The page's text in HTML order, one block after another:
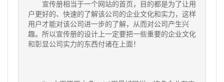
宣传册相当于一个网站的首页，目的都是为了让用
户更好的、快速的了解该公司的企业文化和实力，这样
用户才能对该公司进一步的了解，从而对公司产生兴
趣。所以宣传册的设计上一定要把一些重要的企业文化
和彰显公司实力的东西付诸在上面！